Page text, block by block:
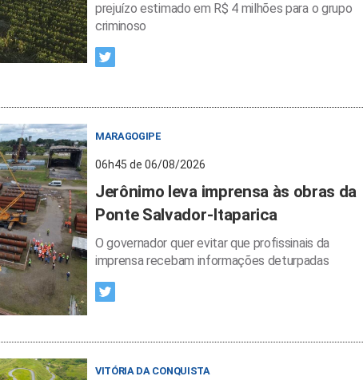
prejuízo estimado em R$ 4 milhões para o grupo
criminoso
MARAGOGIPE
06h45 de 06/08/2026
Jerônimo leva imprensa às obras da
Ponte Salvador-Itaparica
O governador quer evitar que profissinais da
imprensa recebam informações deturpadas
VITÓRIA DA CONQUISTA